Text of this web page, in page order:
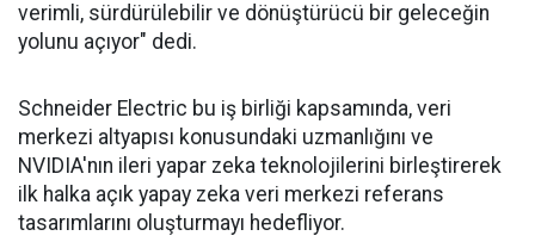
verimli, sürdürülebilir ve dönüştürücü bir geleceğin
yolunu açıyor" dedi.
Schneider Electric bu iş birliği kapsamında, veri
merkezi altyapısı konusundaki uzmanlığını ve
NVIDIA'nın ileri yapar zeka teknolojilerini birleştirerek
ilk halka açık yapay zeka veri merkezi referans
tasarımlarını oluşturmayı hedefliyor.